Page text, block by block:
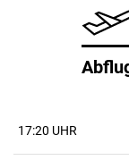
17:20 UHR